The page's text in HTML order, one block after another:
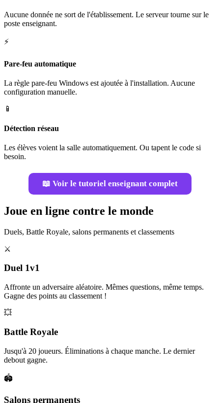
Aucune donnée ne sort de l'établissement. Le serveur tourne sur le
poste enseignant.
⚡
Pare-feu automatique
La règle pare-feu Windows est ajoutée à l'installation. Aucune
configuration manuelle.
📱
Détection réseau
Les élèves voient la salle automatiquement. Ou tapent le code si
besoin.
📖 Voir le tutoriel enseignant complet
Joue en ligne contre le monde
Duels, Battle Royale, salons permanents et classements
⚔️
Duel 1v1
Affronte un adversaire aléatoire. Mêmes questions, même temps.
Gagne des points au classement !
💥
Battle Royale
Jusqu'à 20 joueurs. Éliminations à chaque manche. Le dernier
debout gagne.
🏟️
Salons permanents